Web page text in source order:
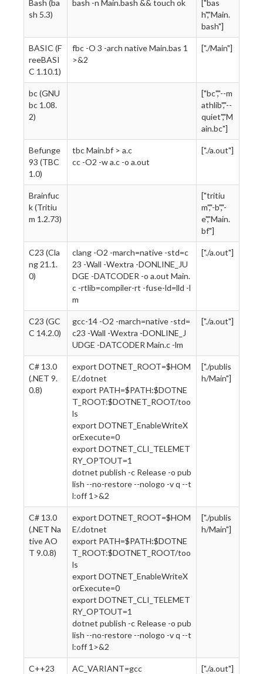
Bash (ba
sh 5.3)
bash -n Main.bash && touch ok
["bas
h","Main.
bash"]
BASIC (F
reeBASI
C 1.10.1)
fbc -O 3 -arch native Main.bas 1
>&2
["./Main"]
bc (GNU
bc 1.08.
2)
["bc","--m
athlib","--
quiet","M
ain.bc"]
Befunge
93 (TBC
1.0)
tbc Main.bf > a.c
cc -O2 -w a.c -o a.out
["./a.out"]
Brainfuc
k (Tritiu
m 1.2.73)
["tritiu
m","-b","-
e","Main.
bf"]
C23 (Cla
ng 21.1.
0)
clang -O2 -march=native -std=c
23 -Wall -Wextra -DONLINE_JU
DGE -DATCODER -o a.out Main.
c -rtlib=compiler-rt -fuse-ld=lld -l
m
["./a.out"]
C23 (GC
C 14.2.0)
gcc-14 -O2 -march=native -std=
c23 -Wall -Wextra -DONLINE_J
UDGE -DATCODER Main.c -lm
["./a.out"]
C# 13.0
(.NET 9.
0.8)
export DOTNET_ROOT=$HOM
E/.dotnet
export PATH=$PATH:$DOTNE
T_ROOT:$DOTNET_ROOT/too
ls
export DOTNET_EnableWriteX
orExecute=0
export DOTNET_CLI_TELEMET
RY_OPTOUT=1
dotnet publish -c Release -o pub
lish --no-restore --nologo -v q --t
l:off 1>&2
["./publis
h/Main"]
C# 13.0
(.NET Na
tive AO
T 9.0.8)
export DOTNET_ROOT=$HOM
E/.dotnet
export PATH=$PATH:$DOTNE
T_ROOT:$DOTNET_ROOT/too
ls
export DOTNET_EnableWriteX
orExecute=0
export DOTNET_CLI_TELEMET
RY_OPTOUT=1
dotnet publish -c Release -o pub
lish --no-restore --nologo -v q --t
l:off 1>&2
["./publis
h/Main"]
C++23 AC_VARIANT=gcc ["./a.out"]